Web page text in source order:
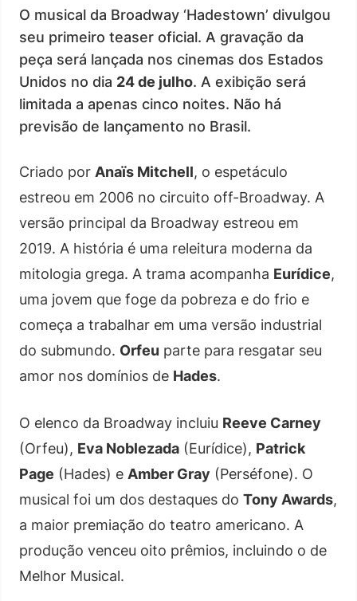
O musical da Broadway ‘Hadestown’ divulgou
seu primeiro teaser oficial. A gravação da
peça será lançada nos cinemas dos Estados
Unidos no dia 24 de julho. A exibição será
limitada a apenas cinco noites. Não há
previsão de lançamento no Brasil.
Criado por Anaïs Mitchell, o espetáculo
estreou em 2006 no circuito off-Broadway. A
versão principal da Broadway estreou em
2019. A história é uma releitura moderna da
mitologia grega. A trama acompanha Eurídice,
uma jovem que foge da pobreza e do frio e
começa a trabalhar em uma versão industrial
do submundo. Orfeu parte para resgatar seu
amor nos domínios de Hades.
O elenco da Broadway incluiu Reeve Carney
(Orfeu), Eva Noblezada (Eurídice), Patrick
Page (Hades) e Amber Gray (Perséfone). O
musical foi um dos destaques do Tony Awards,
a maior premiação do teatro americano. A
produção venceu oito prêmios, incluindo o de
Melhor Musical.